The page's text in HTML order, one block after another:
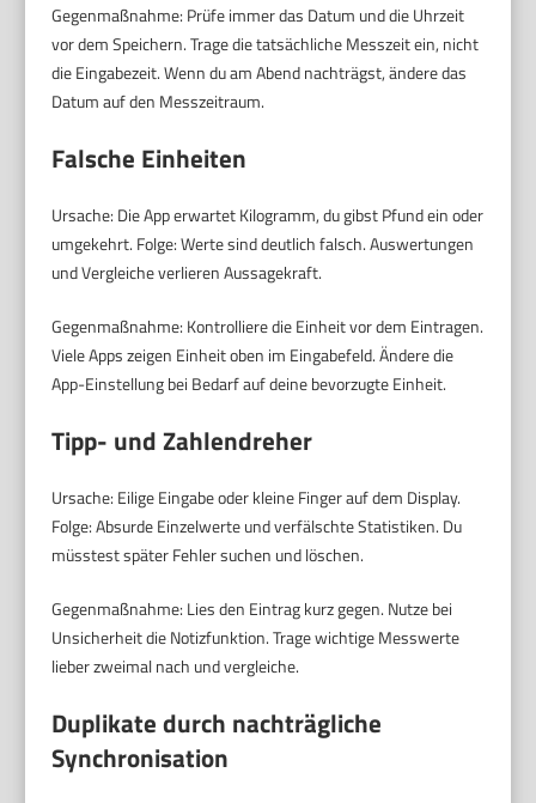
Gegenmaßnahme: Prüfe immer das Datum und die Uhrzeit
vor dem Speichern. Trage die tatsächliche Messzeit ein, nicht
die Eingabezeit. Wenn du am Abend nachträgst, ändere das
Datum auf den Messzeitraum.
Falsche Einheiten
Ursache: Die App erwartet Kilogramm, du gibst Pfund ein oder
umgekehrt. Folge: Werte sind deutlich falsch. Auswertungen
und Vergleiche verlieren Aussagekraft.
Gegenmaßnahme: Kontrolliere die Einheit vor dem Eintragen.
Viele Apps zeigen Einheit oben im Eingabefeld. Ändere die
App-Einstellung bei Bedarf auf deine bevorzugte Einheit.
Tipp- und Zahlendreher
Ursache: Eilige Eingabe oder kleine Finger auf dem Display.
Folge: Absurde Einzelwerte und verfälschte Statistiken. Du
müsstest später Fehler suchen und löschen.
Gegenmaßnahme: Lies den Eintrag kurz gegen. Nutze bei
Unsicherheit die Notizfunktion. Trage wichtige Messwerte
lieber zweimal nach und vergleiche.
Duplikate durch nachträgliche
Synchronisation